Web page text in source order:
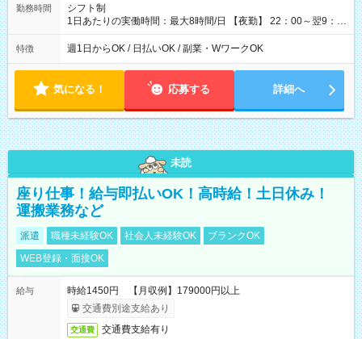
勤務時間
シフト制
1日あたりの実働時間：最大8時間/日 【夜勤】 22：00～翌9：
00 ※週1日～OK ／ 夜勤専従 ＊＊ 勤務時間例 ＊＊ ■22時か
ら翌7時 ■23時から翌8時 ■24時から翌9時 など ※上記の時間
ます。 ※曜日固定（毎週同じ曜日での勤務となります）
特徴 週1日からOK / 日払いOK / 副業・WワークOK
気になる！ 応募する 詳細へ
未読
座り仕事！給与即払いOK！高時給！土日休み！
運搬業務など
派遣 職種未経験OK 社会人未経験OK
ブランクOK
WEB登録・面接OK
給与
時給1450円 【月収例】179000円以上
交通費別途支給あり
交通費 交通費支給有り